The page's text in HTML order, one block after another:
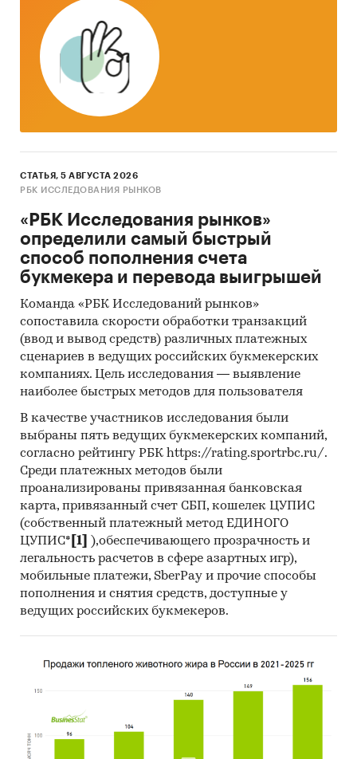
СТАТЬЯ, 5 АВГУСТА 2026
РБК ИССЛЕДОВАНИЯ РЫНКОВ
«РБК Исследования рынков»
определили самый быстрый
способ пополнения счета
букмекера и перевода выигрышей
Команда «РБК Исследований рынков»
сопоставила скорости обработки транзакций
(ввод и вывод средств) различных платежных
сценариев в ведущих российских букмекерских
компаниях. Цель исследования — выявление
наиболее быстрых методов для пользователя
В качестве участников исследования были
выбраны пять ведущих букмекерских компаний,
согласно рейтингу РБК https://rating.sportrbc.ru/.
Среди платежных методов были
проанализированы привязанная банковская
карта, привязанный счет СБП, кошелек ЦУПИС
(собственный платежный метод ЕДИНОГО
ЦУПИС* [1]
),обеспечивающего прозрачность и
легальность расчетов в сфере азартных игр),
мобильные платежи, SberPay и прочие способы
пополнения и снятия средств, доступные у
ведущих российских букмекеров.